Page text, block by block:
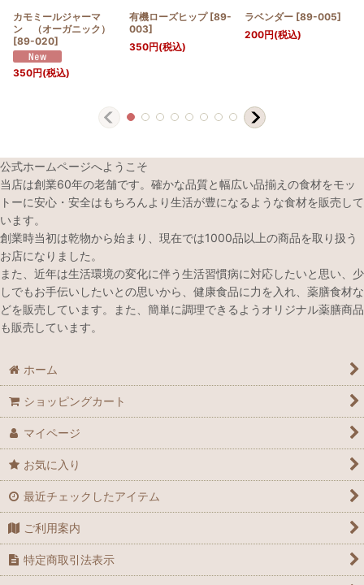
カモミールジャーマ
ン （オーガニック）
[89-020]
350円(税込)
有機ローズヒップ [89-
003]
350円(税込)
ラベンダー [89-005]
200円(税込)
公式ホームページへようこそ
当店は創業60年の老舗です。確かな品質と幅広い品揃えの食材をモッ
トーに安心・安全はもちろんより生活が豊になるような食材を販売して
います。
創業時当初は乾物から始まり、現在では1000品以上の商品を取り扱う
お店になりました。
また、近年は生活環境の変化に伴う生活習慣病に対応したいと思い、少
しでもお手伝いしたいとの思いから、健康食品に力を入れ、薬膳食材な
どを販売しています。また、簡単に調理できるようオリジナル薬膳商品
も販売しています。
ホーム
ショッピングカート
マイページ
お気に入り
最近チェックしたアイテム
ご利用案内
特定商取引法表示